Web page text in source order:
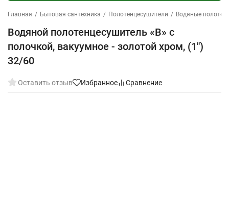
Главная / Бытовая сантехника / Полотенцесушители / Водяные
Водяной полотенцесушитель «B» с
полочкой, вакуумное - золотой хром, (1")
32/60
Оставить отзыв Избранное Сравнение